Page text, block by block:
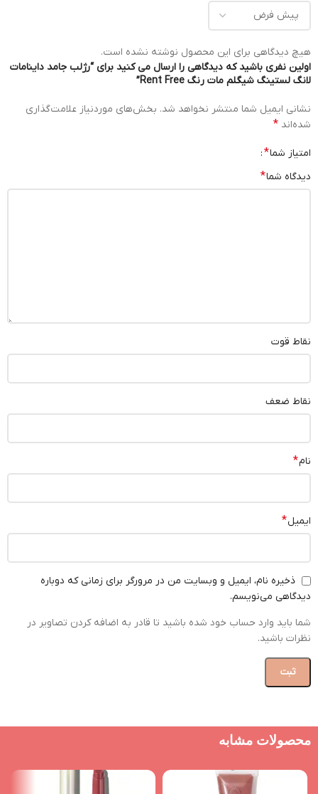
هیچ دیدگاهی برای این محصول نوشته نشده است.
اولین نفری باشید که دیدگاهی را ارسال می کنید برای “رژلب جامد داینامات
لانگ لستینگ شیگلم مات رنگ Rent Free”
نشانی ایمیل شما منتشر نخواهد شد. بخش‌های موردنیاز علامت‌گذاری
شده‌اند *
امتیاز شما*
دیدگاه شما*
نقاط قوت
نقاط ضعف
نام*
ایمیل*
ذخیره نام، ایمیل و وبسایت من در مرورگر برای زمانی که دوباره
دیدگاهی می‌نویسم.
شما باید وارد حساب خود شده باشید تا قادر به اضافه کردن تصاویر در
نظرات باشید.
محصولات مشابه